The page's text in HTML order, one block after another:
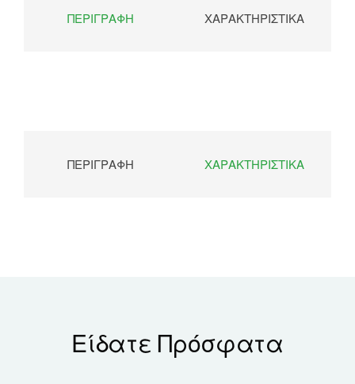
ΠΕΡΙΓΡΑΦΉ ΧΑΡΑΚΤΗΡΙΣΤΙΚΆ
ΠΕΡΙΓΡΑΦΉ ΧΑΡΑΚΤΗΡΙΣΤΙΚΆ
Είδατε Πρόσφατα